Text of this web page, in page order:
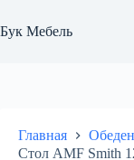
к
сути
Бук Мебель
Главная
Стол AMF Smith